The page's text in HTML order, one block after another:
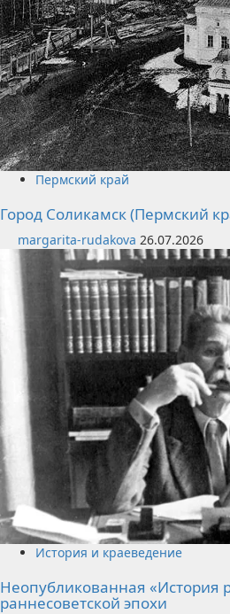
Пермский край
Город Соликамск (Пермский
margarita-rudakova 26.07.2026
История и краеведение
Неопубликованная «История
раннесоветской эпохи